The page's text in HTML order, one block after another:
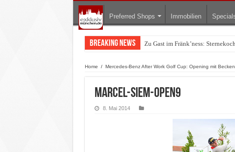
Preferred Shops Immobilien
Breaking News Zu Gast im Fränk’ness:
Home / Mercedes-Benz After Work Golf Cup: Opening mit
Marcel-Siem-Open9
8. Mai 2014